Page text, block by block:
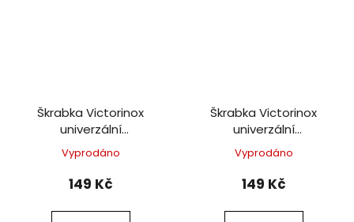
Škrabka Victorinox
univerzální
vroubkovaná - zelená
Vyprodáno
149 Kč
Škrabka Victorinox
univerzální
vroubkovaná - červená
Vyprodáno
149 Kč